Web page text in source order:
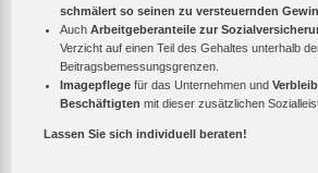
schmälert so seinen zu versteuernden
Auch Arbeitgeberanteile zur
Verzicht auf einen Teil des Gehaltes unterhalb
Beitragsbemessungsgrenzen.
Imagepflege für das Unternehmen und
Beschäftigten mit dieser zusätzlichen
Lassen Sie sich individuell beraten!